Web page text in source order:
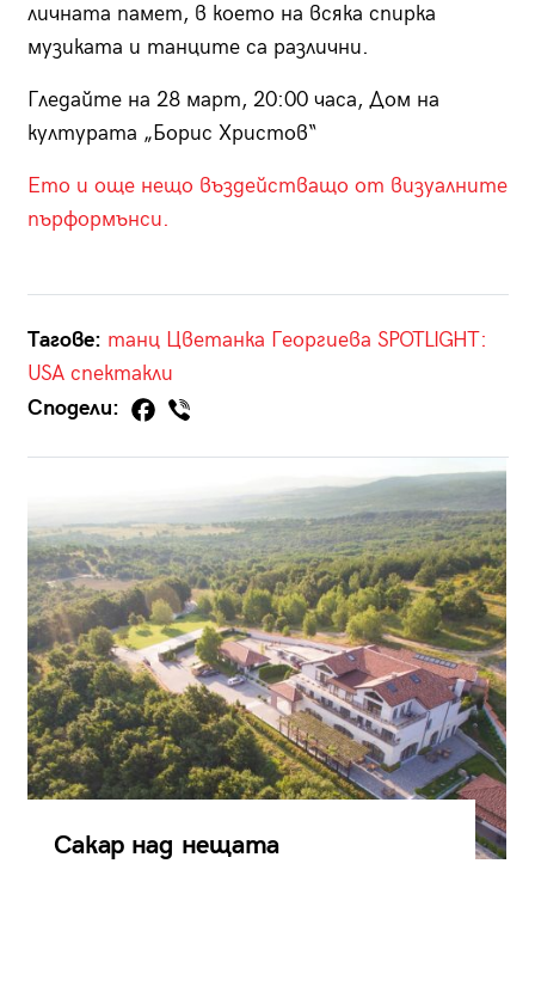
личната памет, в което на всяка спирка
музиката и танците са различни.
Гледайте на 28 март, 20:00 часа, Дом на
културата „Борис Христов“
Ето и още нещо въздействащо от визуалните
пърформънси.
Тагове: танц Цветанка Георгиева SPOTLIGHT:
USA спектакли
Сподели:
Сакар над нещата